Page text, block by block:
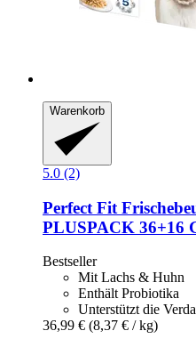
Warenkorb
5.0 (2)
Perfect Fit
PLUSPACK 36+16
Bestseller
Mit Lachs & Huhn
Enthält Probiotika
Unterstützt die
36,99 € (8,37 € / kg)